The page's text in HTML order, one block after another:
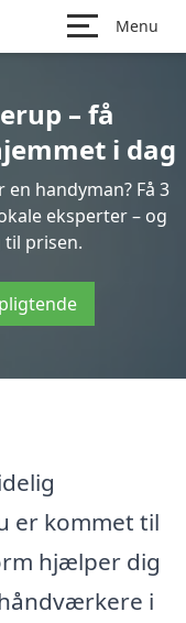
Menu
– få
i dag
handyman? Få 3
eksperter – og
prisen.
er kommet til
hjælper dig
i